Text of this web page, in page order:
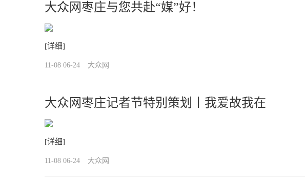
大众网枣庄与您共赴“媒”好！
[详细]
11-08 06-24 大众网
大众网枣庄记者节特别策划丨我爱故我在
[详细]
11-08 06-24 大众网